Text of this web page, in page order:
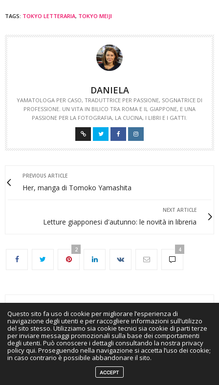
TAGS: TOKYO LETTERARIA, TOKYO MEIJI
DANIELA
YAMATOLOGA PER CASO, TRADUTTRICE PER PASSIONE, SOGNATRICE DI
PROFESSIONE. UN VITA IN BILICO TRA ROMA E IL GIAPPONE, E UNA
PASSIONE PER LA FOTOGRAFIA, LA CUCINA, I LIBRI E I GATTI.
PREVIOUS ARTICLE
Her, manga di Tomoko Yamashita
NEXT ARTICLE
Letture giapponesi d'autunno: le novità in libreria
2 4
PIERFRANCO HA DETTO:
È una idea bellissima quella di rintracciare i luoghi
vissuti e descritti dagli scrittori giapponesi. Merita di
diventare una serie di post e un libro! A quando una
puntata dedicata a Murakami?
Lascia qui un commento :)
Questo sito fa uso di cookie per migliorare l’esperienza di
navigazione degli utenti e per raccogliere informazioni sull’utilizzo
del sito stesso. Utilizziamo sia cookie tecnici sia cookie di parti terze
per inviare messaggi promozionali sulla base dei comportamenti
degli utenti. Può conoscere i dettagli consultando la nostra privacy
policy qui. Proseguendo nella navigazione si accetta l’uso dei cookie;
in caso contrario è possibile abbandonare il sito.
ACCEPT